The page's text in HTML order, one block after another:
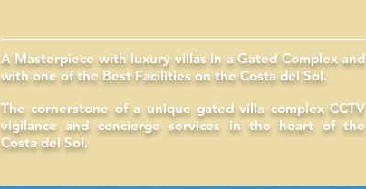
A Masterpiece with luxury villas in a Gated Complex and
with one of the Best Facilities on the Costa del Sol.
The cornerstone of a unique gated villa complex CCTV
vigilance and concierge services in the heart of the
Costa del Sol.